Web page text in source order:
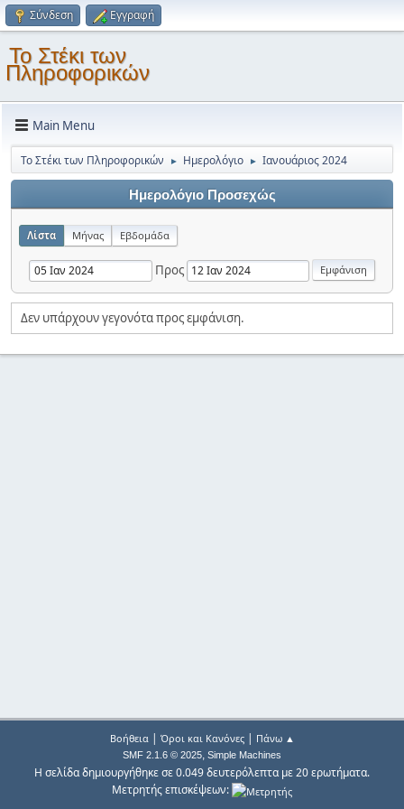
Σύνδεση Εγγραφή
Το Στέκι των
Πληροφορικών
Main Menu
Το Στέκι των Πληροφορικών ► Ημερολόγιο ► Ιανουάριος 2024
Ημερολόγιο Προσεχώς
Λίστα Μήνας Εβδομάδα
Προς
Δεν υπάρχουν γεγονότα προς εμφάνιση.
Βοήθεια| Όροι και Κανόνες| Πάνω ▲
SMF 2.1.6 © 2025, Simple Machines
Η σελίδα δημιουργήθηκε σε 0.049 δευτερόλεπτα με 20 ερωτήματα.
Μετρητής επισκέψεων: